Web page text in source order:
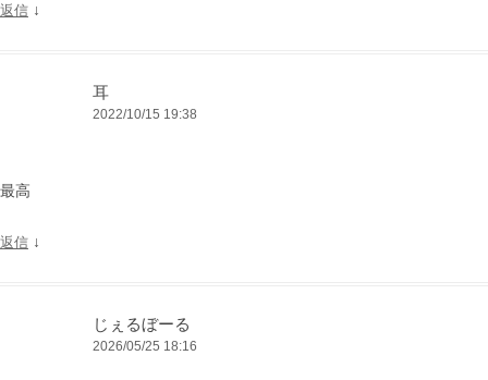
返信 ↓
耳
2022/10/15 19:38
最高
返信 ↓
じぇるぼーる
2026/05/25 18:16